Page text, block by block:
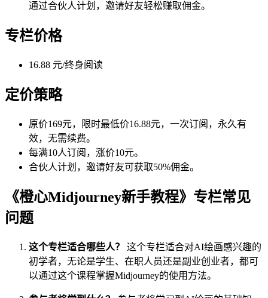
通过合伙人计划，邀请好友轻松赚取佣金。
专栏价格
16.88 元/终身阅读
定价策略
原价169元，限时最低价16.88元，一次订阅，永久有
效，无需续费。
每满10人订阅，涨价10元。
合伙人计划，邀请好友可获取50%佣金。
《橙心Midjourney新手教程》专栏常见
问题
这个专栏适合哪些人？
这个专栏适合对AI绘画感兴趣的
初学者，无论是学生、在职人员还是副业创业者，都可
以通过这个课程掌握Midjourney的使用方法。